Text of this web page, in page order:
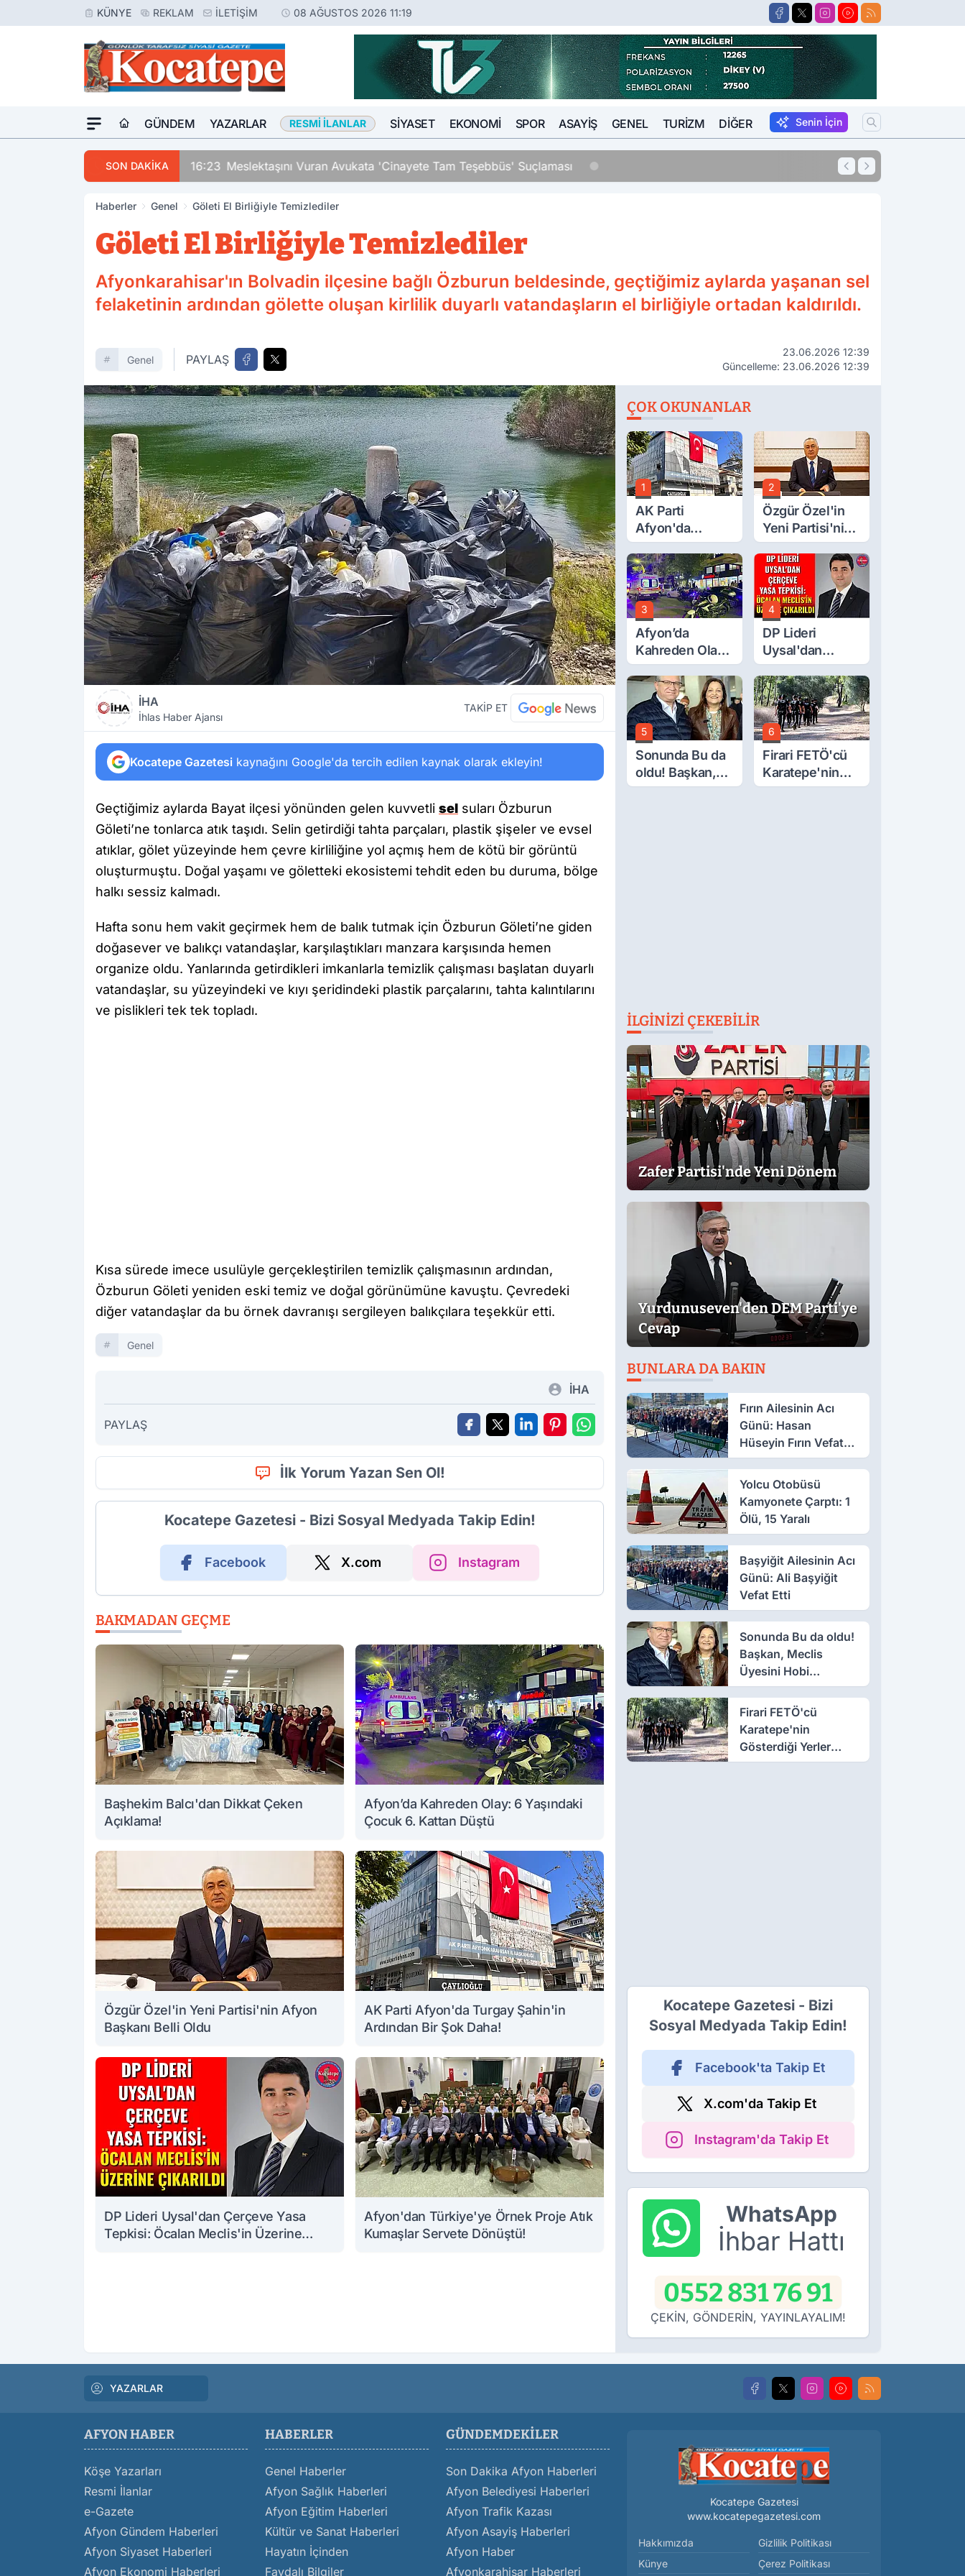
KÜNYE REKLAM İLETIŞIM 08 AĞUSTOS 2026 11:19
GÜNDEM YAZARLAR RESMI İLANLAR SIYASET EKONOMI SPOR ASAYIŞ GENEL TURIZM DIĞER Senin İçin
SON DAKİKA 16:23 Meslektaşını Vuran Avukata 'Cinayete Tam Teşebbüs' Suçlaması 11:54
Haberler Genel Göleti El Birliğiyle Temizlediler
Göleti El Birliğiyle Temizlediler
Afyonkarahisar'ın Bolvadin ilçesine bağlı Özburun beldesinde, geçtiğimiz aylarda yaşanan sel
felaketinin ardından gölette oluşan kirlilik duyarlı vatandaşların el birliğiyle ortadan kaldırıldı.
Genel PAYLAŞ
23.06.2026 12:39
Güncelleme: 23.06.2026 12:39
İHA
İhlas Haber Ajansı
TAKİP ET
Kocatepe Gazetesi kaynağını Google'da tercih edilen kaynak olarak ekleyin!
Geçtiğimiz aylarda Bayat ilçesi yönünden gelen kuvvetli sel suları Özburun
Göleti’ne tonlarca atık taşıdı. Selin getirdiği tahta parçaları, plastik şişeler ve evsel
atıklar, gölet yüzeyinde hem çevre kirliliğine yol açmış hem de kötü bir görüntü
oluşturmuştu. Doğal yaşamı ve göletteki ekosistemi tehdit eden bu duruma, bölge
halkı sessiz kalmadı.
Hafta sonu hem vakit geçirmek hem de balık tutmak için Özburun Göleti’ne giden
doğasever ve balıkçı vatandaşlar, karşılaştıkları manzara karşısında hemen
organize oldu. Yanlarında getirdikleri imkanlarla temizlik çalışması başlatan duyarlı
vatandaşlar, su yüzeyindeki ve kıyı şeridindeki plastik parçalarını, tahta kalıntılarını
ve pislikleri tek tek topladı.
Kısa sürede imece usulüyle gerçekleştirilen temizlik çalışmasının ardından,
Özburun Göleti yeniden eski temiz ve doğal görünümüne kavuştu. Çevredeki
diğer vatandaşlar da bu örnek davranışı sergileyen balıkçılara teşekkür etti.
Genel
İHA
PAYLAŞ
İlk Yorum Yazan Sen Ol!
Kocatepe Gazetesi - Bizi Sosyal Medyada Takip Edin!
Facebook X.com Instagram
BAKMADAN GEÇME
Başhekim Balcı'dan Dikkat Çeken
Açıklama!
Afyon’da Kahreden Olay: 6 Yaşındaki
Çocuk 6. Kattan Düştü
Özgür Özel'in Yeni Partisi'nin Afyon
Başkanı Belli Oldu
AK Parti Afyon'da Turgay Şahin'in
Ardından Bir Şok Daha!
DP Lideri Uysal'dan Çerçeve Yasa
Tepkisi: Öcalan Meclis'in Üzerine
Afyon'dan Türkiye'ye Örnek Proje Atık
Kumaşlar Servete Dönüştü!
ÇOK OKUNANLAR
1
AK Parti
Afyon'da
Turgay Şahin'in
Ardından Bir
Şok Daha!
2
Özgür Özel'in
Yeni Partisi'nin
Afyon Başkanı
Belli Oldu
3
Afyon’da
Kahreden Olay:
6 Yaşındaki
Çocuk 6. Kattan
Düştü
4
DP Lideri
Uysal'dan
Çerçeve Yasa
Tepkisi: Öcalan
Meclis'in
Üzerine Çıkarıldı
5
Sonunda Bu da
oldu! Başkan,
Meclis Üyesini
6
Firari FETÖ'cü
Karatepe'nin
Gösterdiği
İLGINIZI ÇEKEBILIR
Zafer Partisi'nde Yeni Dönem
Yurdunuseven'den DEM Parti'ye
Cevap
BUNLARA DA BAKIN
Fırın Ailesinin Acı
Günü: Hasan
Hüseyin Fırın Vefat
Etti
Yolcu Otobüsü
Kamyonete Çarptı: 1
Ölü, 15 Yaralı
Başyiğit Ailesinin Acı
Günü: Ali Başyiğit
Vefat Etti
Sonunda Bu da oldu!
Başkan, Meclis
Üyesini Hobi
Bahçesinden Attırdı
Firari FETÖ'cü
Karatepe'nin
Gösterdiği Yerler
Didik Didik Aranıyor
Kocatepe Gazetesi - Bizi
Sosyal Medyada Takip Edin!
Facebook'ta Takip Et
X.com'da Takip Et
Instagram'da Takip Et
WhatsApp
İhbar Hattı
0552 831 76 91
ÇEKİN, GÖNDERİN, YAYINLAYALIM!
YAZARLAR
AFYON HABER
Köşe Yazarları
Resmi İlanlar
e-Gazete
Afyon Gündem Haberleri
Afyon Siyaset Haberleri
Afyon Ekonomi Haberleri
HABERLER
Genel Haberler
Afyon Sağlık Haberleri
Afyon Eğitim Haberleri
Kültür ve Sanat Haberleri
Hayatın İçinden
Faydalı Bilgiler
GÜNDEMDEKILER
Son Dakika Afyon Haberleri
Afyon Belediyesi Haberleri
Afyon Trafik Kazası
Afyon Asayiş Haberleri
Afyon Haber
Afyonkarahisar Haberleri
Kocatepe Gazetesi
www.kocatepegazetesi.com
Hakkımızda
Künye
Gizlilik Politikası
Çerez Politikası